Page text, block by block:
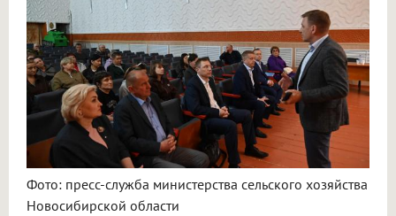
Фото: пресс-служба министерства сельского хозяйства
Новосибирской области